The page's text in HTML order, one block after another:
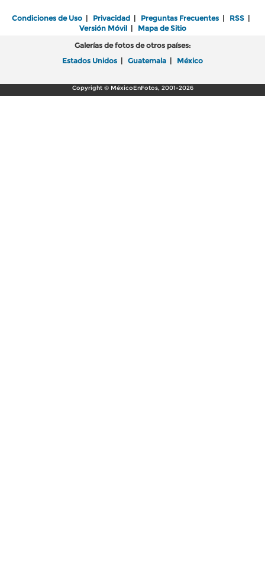
Condiciones de Uso | Privacidad | Preguntas Frecuentes | RSS |
Versión Móvil| Mapa de Sitio
Galerías de fotos de otros países:
Estados Unidos | Guatemala | México
Copyright © MéxicoEnFotos, 2001-2026